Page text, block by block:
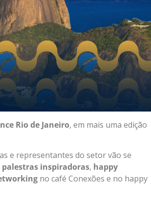
Rio de Janeiro, em mais uma edição
e representantes do setor vão se
palestras inspiradoras, happy
no café Conexões e no happy